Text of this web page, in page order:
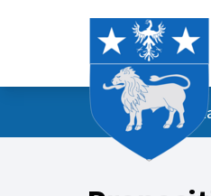
AccueilMenu
/ Vos